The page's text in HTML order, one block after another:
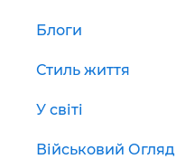
Блоги
Стиль життя
У світі
Військовий Огляд